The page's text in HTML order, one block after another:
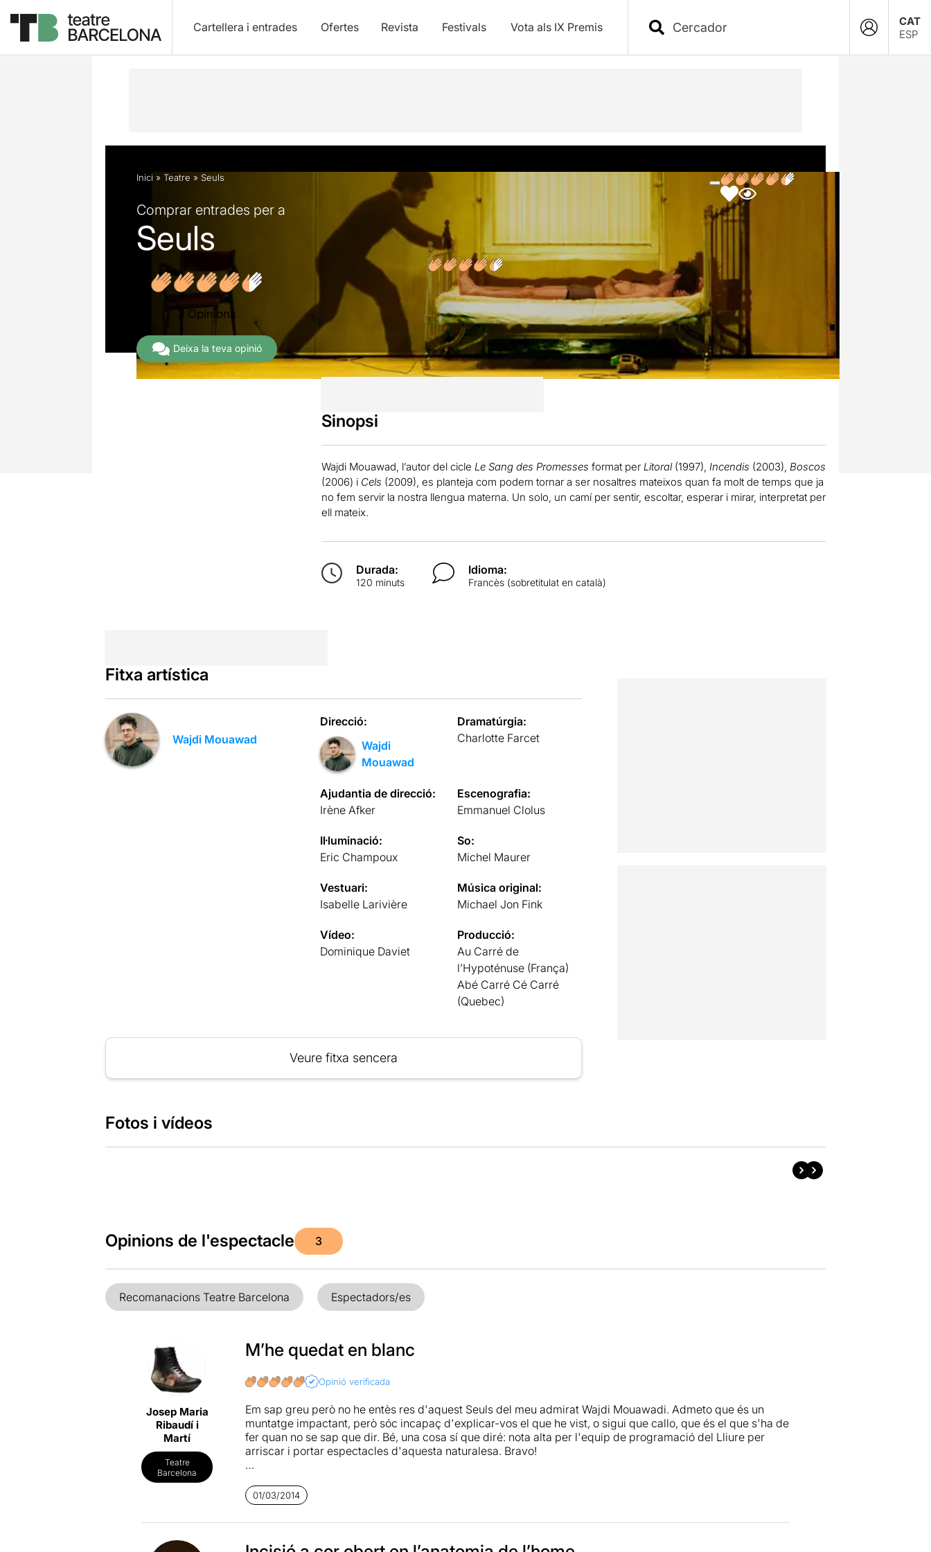
Cartellera i entrades Ofertes Revista Festivals Vota als IX Premis
CAT
ESP
Descripció Fitxa artística Fotos i vídeos Opinions
Inici » Teatre » Seuls
Comprar entrades per a
Seuls
3 Opinions
Deixa la teva opinió
Sinopsi
Wajdi Mouawad, l’autor del cicle Le Sang des Promesses format per Litoral (1997), Incendis (2003), Boscos
(2006) i Cels (2009), es planteja com podem tornar a ser nosaltres mateixos quan fa molt de temps que ja
no fem servir la nostra llengua materna. Un solo, un camí per sentir, escoltar, esperar i mirar, interpretat per
ell mateix.
Durada:
120 minuts
Idioma:
Francès (sobretitulat en català)
Fitxa artística
Wajdi Mouawad
Direcció:
Wajdi
Mouawad
Dramatúrgia:
Charlotte Farcet
Ajudantia de direcció:
Irène Afker
Escenografia:
Emmanuel Clolus
Il·luminació:
Eric Champoux
So:
Michel Maurer
Vestuari:
Isabelle Larivière
Música original:
Michael Jon Fink
Vídeo:
Dominique Daviet
Producció:
Au Carré de
l’Hypoténuse (França)
Abé Carré Cé Carré
(Quebec)
Veure fitxa sencera
Fotos i vídeos
Opinions de l'espectacle 3
Recomanacions Teatre Barcelona Espectadors/es
Josep Maria
Ribaudí i
Martí
Teatre
Barcelona
M’he quedat en blanc
Opinió verificada
Em sap greu però no he entès res d'aquest Seuls del meu admirat Wajdi Mouawadi. Admeto que és un
muntatge impactant, però sóc incapaç d'explicar-vos el que he vist, o sigui que callo, que és el que s'ha de
fer quan no se sap que dir. Bé, una cosa sí que diré: nota alta per l'equip de programació del Lliure per
arriscar i portar espectacles d'aquesta naturalesa. Bravo!
companys amb els que he parlat, l'han entès i m'han dit que l'han trobat extraordinària.
01/03/2014